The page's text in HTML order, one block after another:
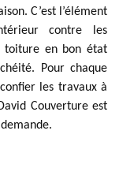
C’est l’élément
contre les
toiture en bon état
Pour chaque
les travaux à
Couverture est